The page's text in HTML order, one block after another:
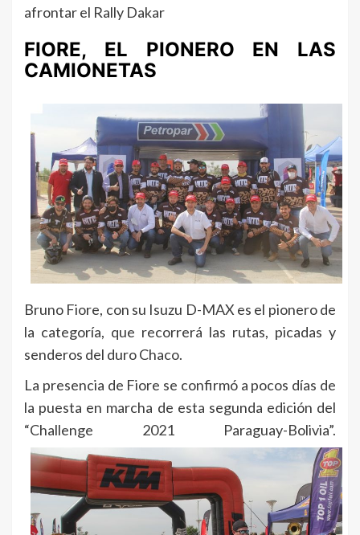
afrontar el Rally Dakar
FIORE, EL PIONERO EN LAS
CAMIONETAS
Bruno Fiore, con su Isuzu D-MAX es el pionero de
la categoría, que recorrerá las rutas, picadas y
senderos del duro Chaco.
La presencia de Fiore se confirmó a pocos días de
la puesta en marcha de esta segunda edición del
“Challenge 2021 Paraguay-Bolivia”.